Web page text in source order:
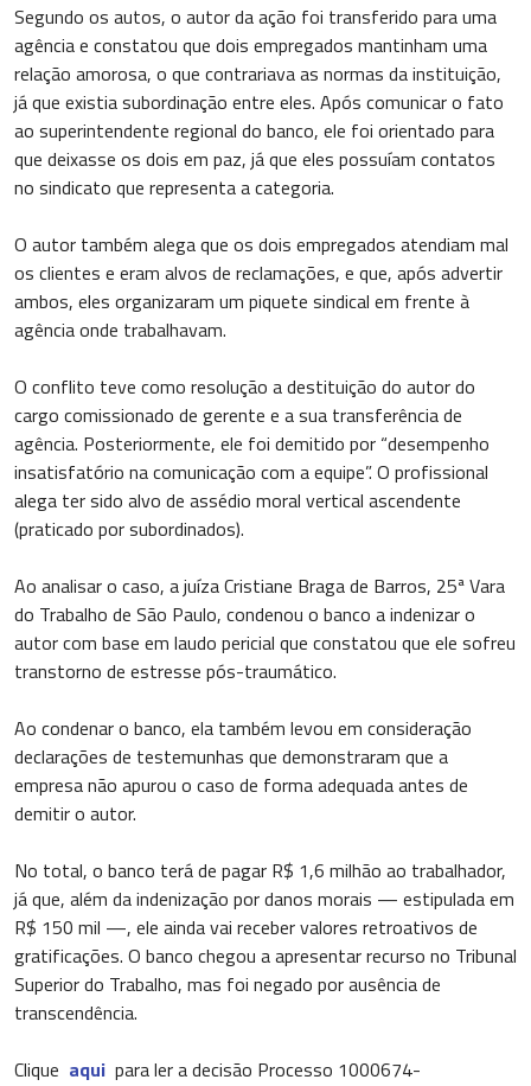
Segundo os autos, o autor da ação foi transferido para uma
agência e constatou que dois empregados mantinham uma
relação amorosa, o que contrariava as normas da instituição,
já que existia subordinação entre eles. Após comunicar o fato
ao superintendente regional do banco, ele foi orientado para
que deixasse os dois em paz, já que eles possuíam contatos
no sindicato que representa a categoria.
O autor também alega que os dois empregados atendiam mal
os clientes e eram alvos de reclamações, e que, após advertir
ambos, eles organizaram um piquete sindical em frente à
agência onde trabalhavam.
O conflito teve como resolução a destituição do autor do
cargo comissionado de gerente e a sua transferência de
agência. Posteriormente, ele foi demitido por “desempenho
insatisfatório na comunicação com a equipe”. O profissional
alega ter sido alvo de assédio moral vertical ascendente
(praticado por subordinados).
Ao analisar o caso, a juíza Cristiane Braga de Barros, 25ª Vara
do Trabalho de São Paulo, condenou o banco a indenizar o
autor com base em laudo pericial que constatou que ele sofreu
transtorno de estresse pós-traumático.
Ao condenar o banco, ela também levou em consideração
declarações de testemunhas que demonstraram que a
empresa não apurou o caso de forma adequada antes de
demitir o autor.
No total, o banco terá de pagar R$ 1,6 milhão ao trabalhador,
já que, além da indenização por danos morais — estipulada em
R$ 150 mil —, ele ainda vai receber valores retroativos de
gratificações. O banco chegou a apresentar recurso no Tribunal
Superior do Trabalho, mas foi negado por ausência de
transcendência.
Clique aqui para ler a decisão Processo 1000674-